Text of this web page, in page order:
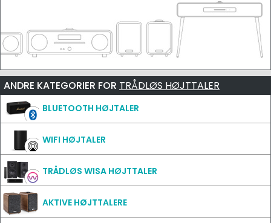
ANDRE KATEGORIER FOR TRÅDLØS HØJTTALER
BLUETOOTH HØJTALER
WIFI HØJTALER
TRÅDLØS WISA HØJTTALER
AKTIVE HØJTTALERE